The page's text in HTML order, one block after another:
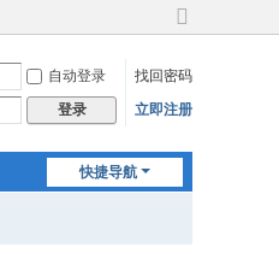
切
到
宽
自动登录
找回密码
登录 立即注册
快捷导航